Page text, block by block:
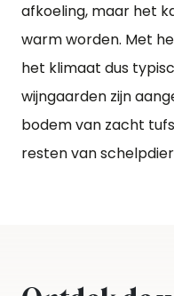
afkoeling, maar het
warm worden. Met
het klimaat dus
wijngaarden zijn
bodem van zacht
resten van